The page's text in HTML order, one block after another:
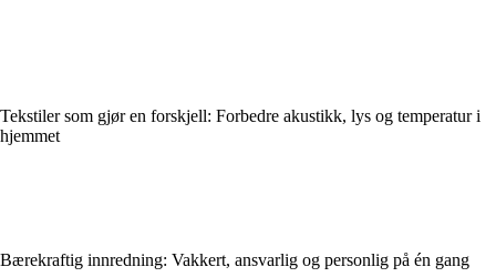
Tekstiler som gjør en forskjell: Forbedre akustikk, lys og temperatur i
hjemmet
Bærekraftig innredning: Vakkert, ansvarlig og personlig på én gang